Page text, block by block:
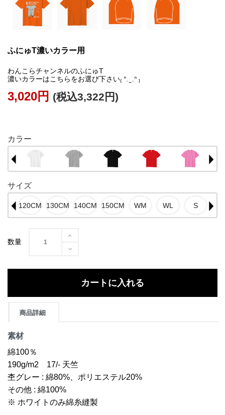
ふにゅT濃いカラー用
わんこらチャンネルのふにゅT
濃いカラーはこちらをお選び下さい₍ ᐢ. ̫ .ᐢ ₎
3,020円 (税込3,322円)
カラー
サイズ
数量
カートに入れる
商品詳細
素材
綿100％
190g/m2 17/- 天竺
杢グレー : 綿80%、ポリエステル20%
その他 : 綿100%
※ ホワイトのみ綿糸縫製